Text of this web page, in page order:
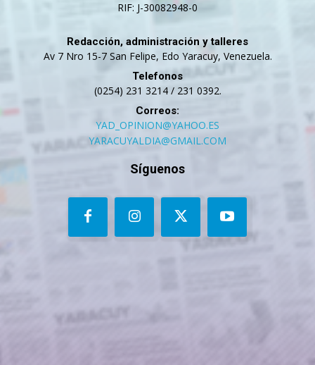
RIF: J-30082948-0
Redacción, administración y talleres
Av 7 Nro 15-7 San Felipe, Edo Yaracuy, Venezuela.
Telefonos
(0254) 231 3214 / 231 0392.
Correos:
YAD_OPINION@YAHOO.ES
YARACUYALDIA@GMAIL.COM
Síguenos